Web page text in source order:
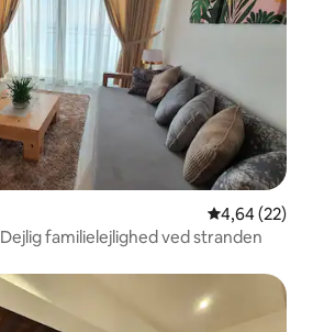
4,64 ud af 5 i
4,64 (22)
Sunset Condo Galle Dejlig familielejlighed ved stranden